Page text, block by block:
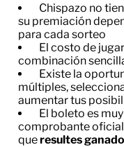
Chispazo no
su premiación
para cada sorteo
El costo de
combinación
Existe la
múltiples,
aumentar tus
El boleto es
comprobante
queresultes